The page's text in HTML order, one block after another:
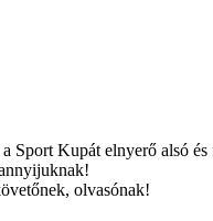
Sport Kupát elnyerő alsó
olvasónak!